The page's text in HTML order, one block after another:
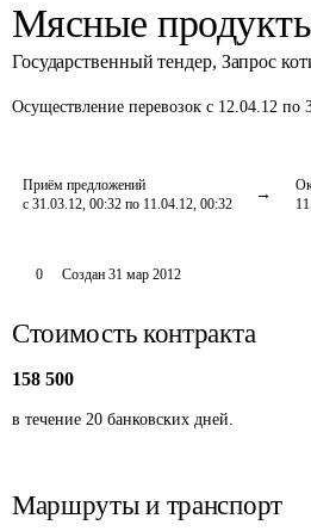
Мясные
Государственный тендер, Запрос
Осуществление перевозок с 12.04.12 по
Приём предложений
с 31.03.12, 00:32 по 11.04.12, 00:32
0 Создан 31 мар 2012
Стоимость контракта
158 500
в течение 20 банковских дней.
Маршруты и транспорт